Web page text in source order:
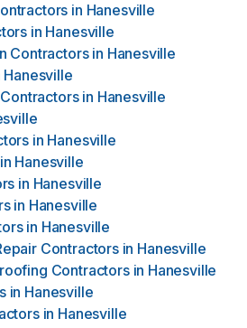
in Hanesville
in Hanesville
Contractors in Hanesville
Hanesville
in Hanesville
in Hanesville
in Hanesville
in Hanesville
in Hanesville
in Hanesville
Contractors in Hanesville
Contractors in Hanesville
in Hanesville
in Hanesville